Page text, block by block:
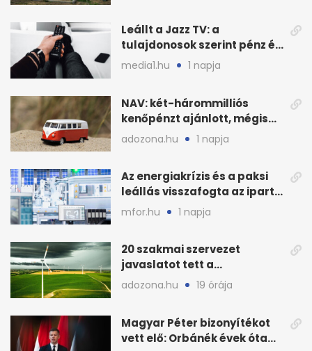
Leállt a Jazz TV: a
tulajdonosok szerint pénz és
szabályok döntöttek
media1.hu 1 napja
NAV: két-hárommilliós
kenőpénzt ajánlott, mégis
lefoglalták a hamis árut
adozona.hu 1 napja
Az energiakrízis és a paksi
leállás visszafogta az ipart,
nyáron kisebb a kár
mfor.hu 1 napja
20 szakmai szervezet
javaslatot tett a
fenntartható szélenergia-
adozona.hu 19 órája
Magyar Péter bizonyítékot
vett elő: Orbánék évek óta